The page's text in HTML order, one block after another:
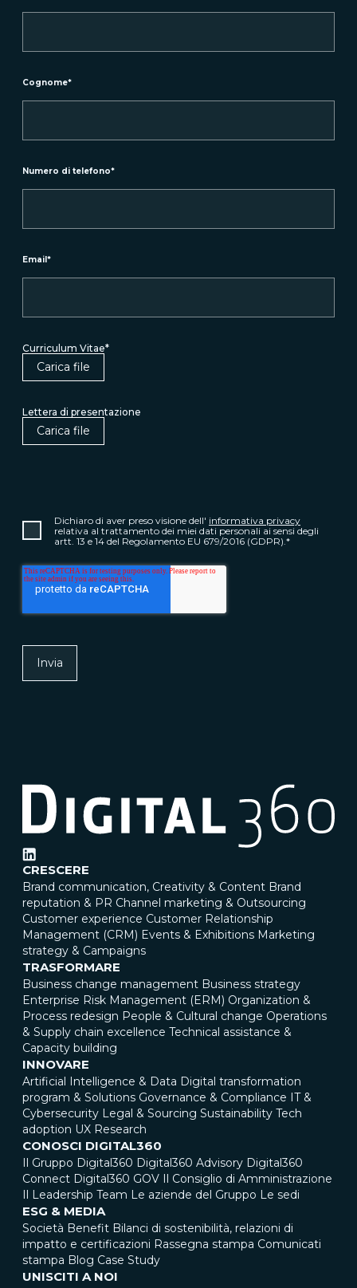
Cognome*
Numero di telefono*
Email*
Curriculum Vitae*
Carica file
Lettera di presentazione
Carica file
Dichiaro di aver preso visione dell' informativa privacy
relativa al trattamento dei miei dati personali ai sensi degli
artt. 13 e 14 del Regolamento EU 679/2016 (GDPR). *
CRESCERE
Brand communication, Creativity & Content Brand
reputation & PR Channel marketing & Outsourcing
Customer experience Customer Relationship
Management (CRM) Events & Exhibitions Marketing
strategy & Campaigns
TRASFORMARE
Business change management Business strategy
Enterprise Risk Management (ERM) Organization &
Process redesign People & Cultural change Operations
& Supply chain excellence Technical assistance &
Capacity building
INNOVARE
Artificial Intelligence & Data Digital transformation
program & Solutions Governance & Compliance IT &
Cybersecurity Legal & Sourcing Sustainability Tech
adoption UX Research
CONOSCI DIGITAL360
Il Gruppo Digital360 Digital360 Advisory Digital360
Connect Digital360 GOV Il Consiglio di Amministrazione
Il Leadership Team Le aziende del Gruppo Le sedi
ESG & MEDIA
Società Benefit Bilanci di sostenibilità, relazioni di
impatto e certificazioni Rassegna stampa Comunicati
stampa Blog Case Study
UNISCITI A NOI